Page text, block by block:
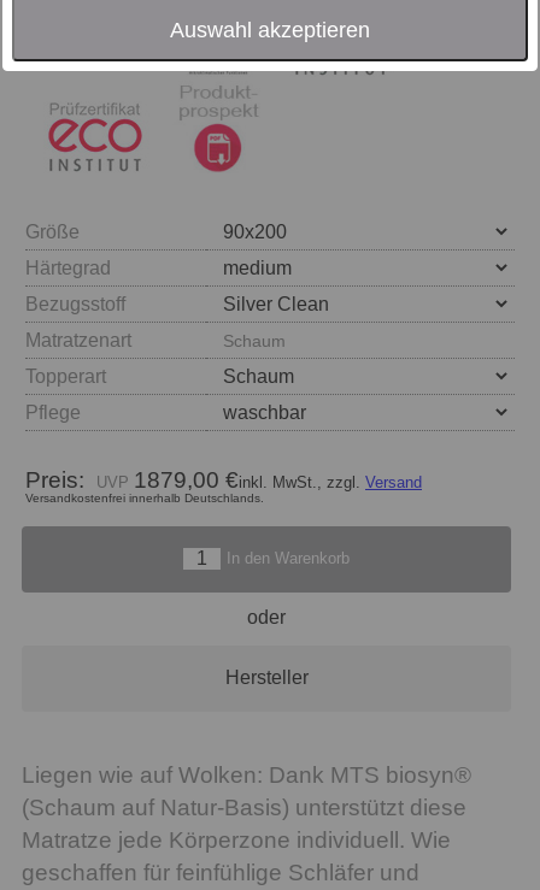
Auswahl akzeptieren
Größe
Härtegrad
Bezugsstoff
Matratzenart
Schaum
Topperart
Pflege
Preis: 1879,00 €inkl. MwSt., zzgl. Versand
Versandkostenfrei innerhalb Deutschlands.
In den Warenkorb
oder
Hersteller
Liegen wie auf Wolken: Dank MTS biosyn®
(Schaum auf Natur-Basis) unterstützt diese
Matratze jede Körperzone individuell. Wie
geschaffen für feinfühlige Schläfer und